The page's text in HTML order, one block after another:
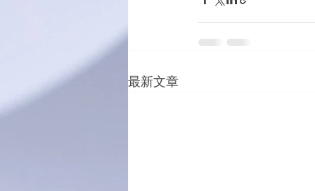
最新文章